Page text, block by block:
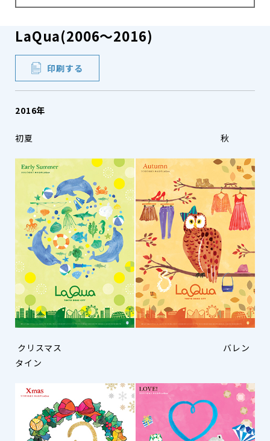
LaQua(2006～2016)
印刷する
2016年
初夏 秋
クリスマス バレン
タイン